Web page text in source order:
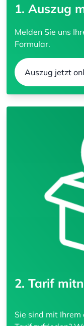
1. Auszug
Melden Sie uns
Formular.
Auszug jetzt
2. Tarif
Sie sind mit